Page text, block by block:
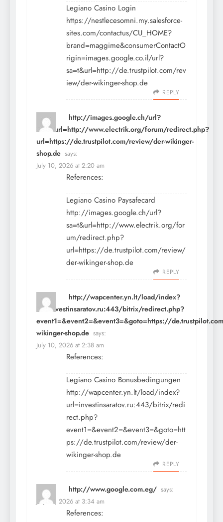
Legiano Casino Login
https://nestlecesomni.my.salesforce-
sites.com/contactus/CU_HOME?
brand=maggime&consumerContactO
rigin=images.google.co.il/url?
sa=t&url=http://de.trustpilot.com/rev
iew/der-wikinger-shop.de
REPLY
http://images.google.ch/url?
sa=t&url=http://www.electrik.org/forum/redirect.php?
url=https://de.trustpilot.com/review/der-wikinger-
shop.de says:
July 10, 2026 at 2:20 am
References:
Legiano Casino Paysafecard
http://images.google.ch/url?
sa=t&url=http://www.electrik.org/for
um/redirect.php?
url=https://de.trustpilot.com/review/
der-wikinger-shop.de
REPLY
http://wapcenter.yn.lt/load/index?
url=investinsaratov.ru:443/bitrix/redirect.php?
event1=&event2=&event3=&goto=https://
wikinger-shop.de says:
July 10, 2026 at 2:38 am
References:
Legiano Casino Bonusbedingungen
http://wapcenter.yn.lt/load/index?
url=investinsaratov.ru:443/bitrix/redi
rect.php?
event1=&event2=&event3=&goto=htt
ps://de.trustpilot.com/review/der-
wikinger-shop.de
REPLY
http://www.google.com.eg/ says:
July 10, 2026 at 3:34 am
References: